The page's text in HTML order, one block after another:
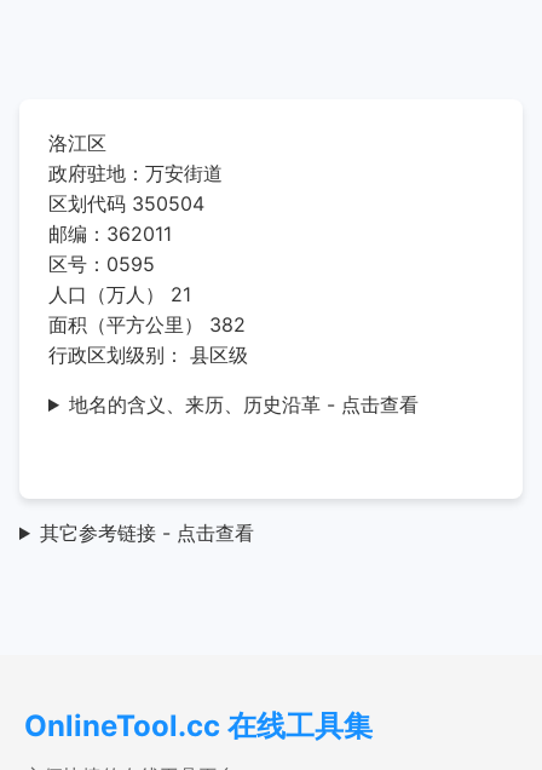
洛江区
政府驻地：万安街道
区划代码 350504
邮编：362011
区号：0595
人口（万人） 21
面积（平方公里） 382
行政区划级别： 县区级
地名的含义、来历、历史沿革 - 点击查看
其它参考链接 - 点击查看
OnlineTool.cc 在线工具集